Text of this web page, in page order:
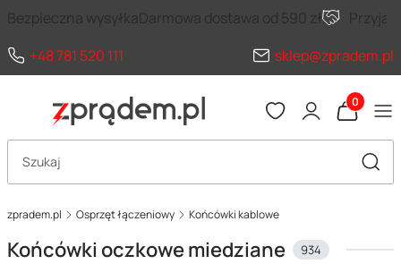
Bezpieczna wysyłkaDarmowa dostawa od 590 zł
+48 781 520 111
sklep@zpradem.pl
Produkty
Otwórz wyszukiwarkę
zpradem.pl Osprzęt łączeniowy Końcówki kablowe
Końcówki oczkowe miedziane 934